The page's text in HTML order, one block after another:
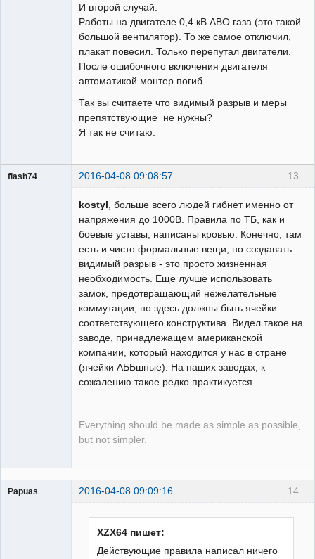
И второй случай:
Работы на двигателе 0,4 кВ АВО газа (это такой
большой вентилятор). То же самое отключил,
плакат повесил. Только перепутал двигатели.
После ошибочного включения двигателя
автоматикой монтер погиб.
Так вы считаете что видимый разрыв и меры
препятствующие не нужны?
Я так не считаю.
13
flash74 2016-04-08 09:08:57
kostyl , больше всего людей гибнет именно от
напряжения до 1000В. Правила по ТБ, как и
боевые уставы, написаны кровью. Конечно, там
есть и чисто формальные вещи, но создавать
видимый разрыв - это просто жизненная
необходимость. Еще лучше использовать
замок, предотвращающий нежелательные
коммутации, но здесь должны быть ячейки
соответствующего конструктива. Видел такое на
заводе, принадлежащем американской
компании, который находится у нас в стране
(ячейки АББшные). На наших заводах, к
сожалению такое редко практикуется.
Everything should be made as simple as possible,
but not simpler.
14
Papuas 2016-04-08 09:09:16
XZX64 пишет:
Действующие правила написал ничего